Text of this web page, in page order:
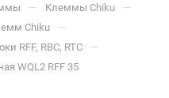
— Клеммы Chiku —
Chiku —
RFF, RBC, RTC —
WQL2 RFF 35